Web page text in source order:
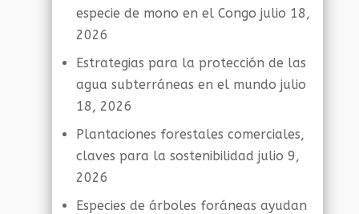
especie de mono en el Congo julio 18,
2026
Estrategias para la protección de las
agua subterráneas en el mundo julio
18, 2026
Plantaciones forestales comerciales,
claves para la sostenibilidad julio 9,
2026
Especies de árboles foráneas ayudan